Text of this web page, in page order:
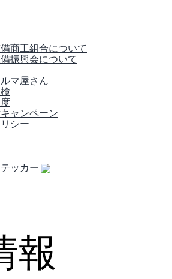
商工組合について
振興会について
マ屋さん
ャンペーン
シー
ッカー
報